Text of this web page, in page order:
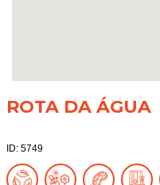
ROTA DA ÁGUA
ID: 5749